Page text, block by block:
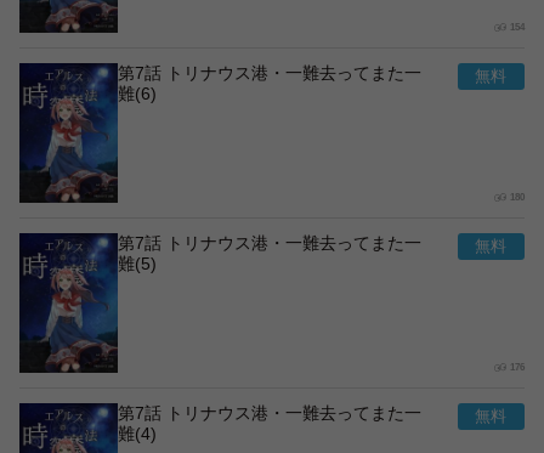
154
第7話 トリナウス港・一難去ってまた一
難(6)
180
第7話 トリナウス港・一難去ってまた一
難(5)
176
第7話 トリナウス港・一難去ってまた一
難(4)